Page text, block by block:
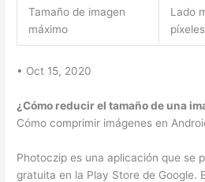
Tamaño de imagen
máximo
Lado
píxeles
• Oct 15, 2020
¿Cómo reducir el tamaño de una
Cómo comprimir imágenes en
Photoczip es una aplicación que se
gratuita en la Play Store de Google.